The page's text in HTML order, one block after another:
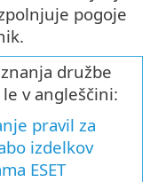
pogoje
družbe
le v angleščini:
pravil za
izdelkov
ESET